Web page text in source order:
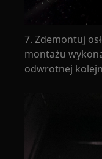
7. Zdemontuj
montażu
odwrotnej